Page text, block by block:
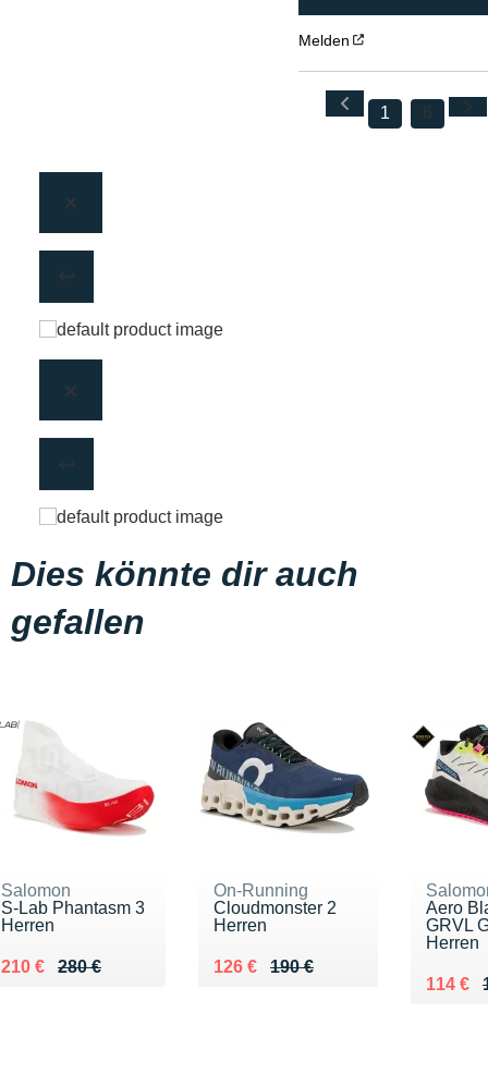
Melden
1 6
Dies könnte dir auch
gefallen
Salomon
S-Lab Phantasm 3
Herren
280 €
Au lieu de 280 €
210 €
Vendu 210 €
On-Running
Cloudmonster 2
Herren
190 €
Au lieu de 190 €
126 €
Vendu 126 €
Aero
GRVL
Herren
Au lieu
114 €
Vendu